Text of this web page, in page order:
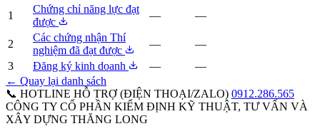
1
Chứng chỉ năng lực đạt
được
— —
2
Các chứng nhận Thí
nghiệm đã đạt được
—
—
3
Đăng ký kinh doanh —
—
← Quay lại danh sách
📞 HOTLINE HỖ TRỢ (ĐIỆN THOẠI/ZALO) 0912.286.565
CÔNG TY CỔ PHẦN KIỂM ĐỊNH KỸ THUẬT, TƯ VẤN VÀ
XÂY DỰNG THĂNG LONG